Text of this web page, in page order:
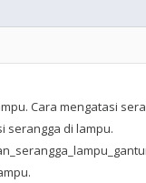
Cara mengatasi
serangga di lampu.